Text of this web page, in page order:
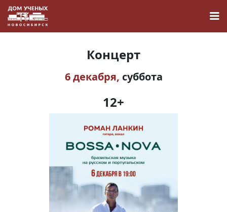
О Доме учёных
Виртуальный тур
Концерт
6 декабря, суббота
12+